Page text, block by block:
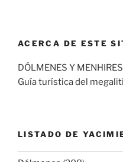
ACERCA DE ESTE
DÓLMENES Y
Guía turística del
LISTADO DE